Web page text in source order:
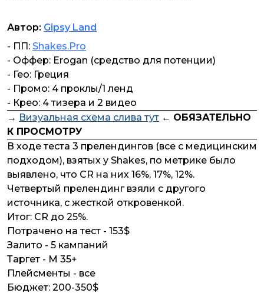
Автор: Gipsy Land
- ПП: Shakes.Pro
- Оффер: Erogan (средство для потенции)
- Гео: Греция
- Промо: 4 проклы/1 ленд
- Крео: 4 тизера и 2 видео
→ Визуальная схема слива тут ← ОБЯЗАТЕЛЬНО
К ПРОСМОТРУ
В ходе теста 3 прелендингов (все с медицинским
подходом), взятых у Shakes, по метрике было
выявлено, что CR на них 16%, 17%, 12%.
Четвертый прелендинг взяли с другого
источника, с жесткой откровенкой.
Итог: CR до 25%.
Потрачено на тест - 153$
Залито - 5 кампаний
Таргет - М 35+
Плейсменты - все
Бюджет: 200-350$